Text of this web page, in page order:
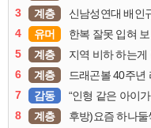
3
계층 신남성연대 배인
4
유머 한복 잘못 입혀
5
계층 지역 비하 하는게
6
계층 드래곤볼 40주년
7
감동 “인형 같은 아이가 가라
8
계층 후방)요즘 하나